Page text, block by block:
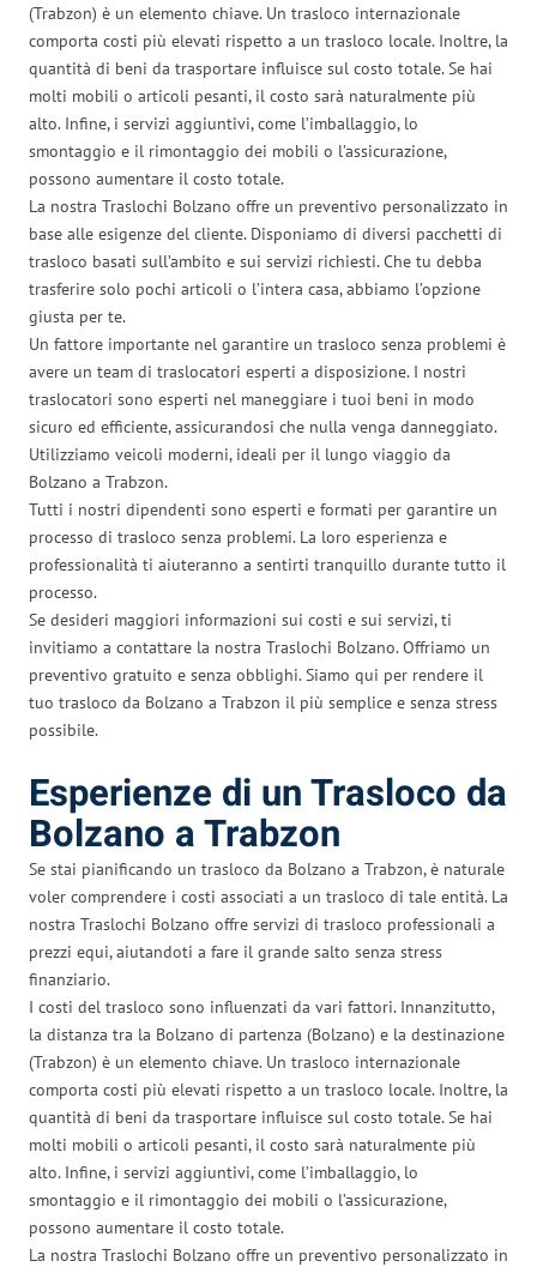
(Trabzon) è un elemento chiave. Un trasloco internazionale
comporta costi più elevati rispetto a un trasloco locale. Inoltre, la
quantità di beni da trasportare influisce sul costo totale. Se hai
molti mobili o articoli pesanti, il costo sarà naturalmente più
alto. Infine, i servizi aggiuntivi, come l’imballaggio, lo
smontaggio e il rimontaggio dei mobili o l’assicurazione,
possono aumentare il costo totale.
La nostra Traslochi Bolzano offre un preventivo personalizzato in
base alle esigenze del cliente. Disponiamo di diversi pacchetti di
trasloco basati sull’ambito e sui servizi richiesti. Che tu debba
trasferire solo pochi articoli o l’intera casa, abbiamo l’opzione
giusta per te.
Un fattore importante nel garantire un trasloco senza problemi è
avere un team di traslocatori esperti a disposizione. I nostri
traslocatori sono esperti nel maneggiare i tuoi beni in modo
sicuro ed efficiente, assicurandosi che nulla venga danneggiato.
Utilizziamo veicoli moderni, ideali per il lungo viaggio da
Bolzano a Trabzon.
Tutti i nostri dipendenti sono esperti e formati per garantire un
processo di trasloco senza problemi. La loro esperienza e
professionalità ti aiuteranno a sentirti tranquillo durante tutto il
processo.
Se desideri maggiori informazioni sui costi e sui servizi, ti
invitiamo a contattare la nostra Traslochi Bolzano. Offriamo un
preventivo gratuito e senza obblighi. Siamo qui per rendere il
tuo trasloco da Bolzano a Trabzon il più semplice e senza stress
possibile.
Esperienze di un Trasloco da
Bolzano a Trabzon
Se stai pianificando un trasloco da Bolzano a Trabzon, è naturale
voler comprendere i costi associati a un trasloco di tale entità. La
nostra Traslochi Bolzano offre servizi di trasloco professionali a
prezzi equi, aiutandoti a fare il grande salto senza stress
finanziario.
I costi del trasloco sono influenzati da vari fattori. Innanzitutto,
la distanza tra la Bolzano di partenza (Bolzano) e la destinazione
(Trabzon) è un elemento chiave. Un trasloco internazionale
comporta costi più elevati rispetto a un trasloco locale. Inoltre, la
quantità di beni da trasportare influisce sul costo totale. Se hai
molti mobili o articoli pesanti, il costo sarà naturalmente più
alto. Infine, i servizi aggiuntivi, come l’imballaggio, lo
smontaggio e il rimontaggio dei mobili o l’assicurazione,
possono aumentare il costo totale.
La nostra Traslochi Bolzano offre un preventivo personalizzato in